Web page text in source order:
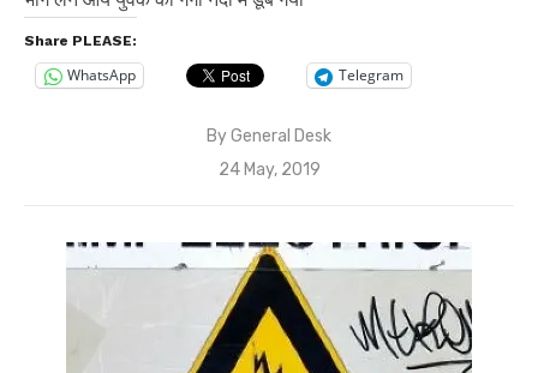
Share PLEASE:
WhatsApp Telegram
ByGeneral Desk
Posted
24 May, 2019